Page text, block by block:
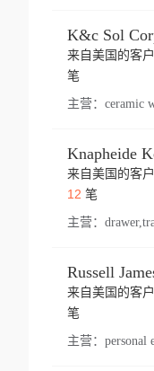
K&c Sol
来自美国的客
笔
主营： ceramic
来自美国的客
12 笔
主营：
来自美国的客
笔
主营：